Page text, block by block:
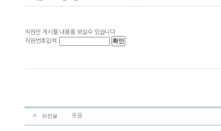
직원만 게시물 내용을 보실수 있습니다.
직원번호입력:
웃음